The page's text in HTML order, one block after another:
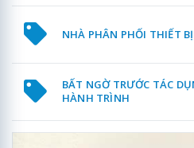
NHÀ PHÂN PHỐI THIẾT
BẤT NGỜ TRƯỚC TÁC
HÀNH TRÌNH